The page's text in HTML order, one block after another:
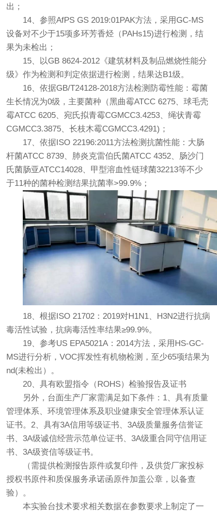
出；
14、参照AfPS GS 2019:01PAK方法，采用GC-MS
设备对不少于15项多环芳香烃（PAHs15)进行检测，结
果为未检出；
15、以GB 8624-2012《建筑材料及制品燃烧性能分
级》作为检测和判定依据进行检测，结果达B1级。
16、依据GB/T24128-2018方法检测防霉性能：霉菌
生长情况为0级，主要菌种（黑曲霉ATCC 6275、球毛壳
霉ATCC 6205、宛氏拟青霉CGMCC3.4253、绳状青霉
CGMCC3.3875、长枝木霉CGMCC3.4291)；
17、依据ISO 22196:2011方法检测抗菌性能：大肠
杆菌ATCC 8739、肺炎克雷伯氏菌ATCC 4352、肠沙门
氏菌肠亚ATCC14028、甲型溶血性链球菌32213等不少
于11种的菌种检测结果抗菌率>99.9%；
18、根据ISO 21702：2019对H1N1、H3N2进行抗病
毒活性试验，抗病毒活性率结果≥99.9%。
19、参考US EPA5021A：2014方法，采用HS-GC-
MS进行分析，VOC挥发性有机物检测，至少65项结果为
nd(未检出）。
20、具有欧盟指令（ROHS）检验报告及证书
另外，台面生产厂家需满足如下条件：1、具有质量
管理体系、环境管理体系及职业健康安全管理体系认证
证书。2、具有3A信用等级证书、3A级质量服务信誉证
书、3A级诚信经营示范单位证书、3A级重合同守信用证
书、3A级资信等级证书。
（需提供检测报告原件或复印件，及供货厂家投标
授权书原件和质保服务承诺函原件加盖公章，以备查
验）。
本实验台技术要求相关数据在参数要求上制定了一